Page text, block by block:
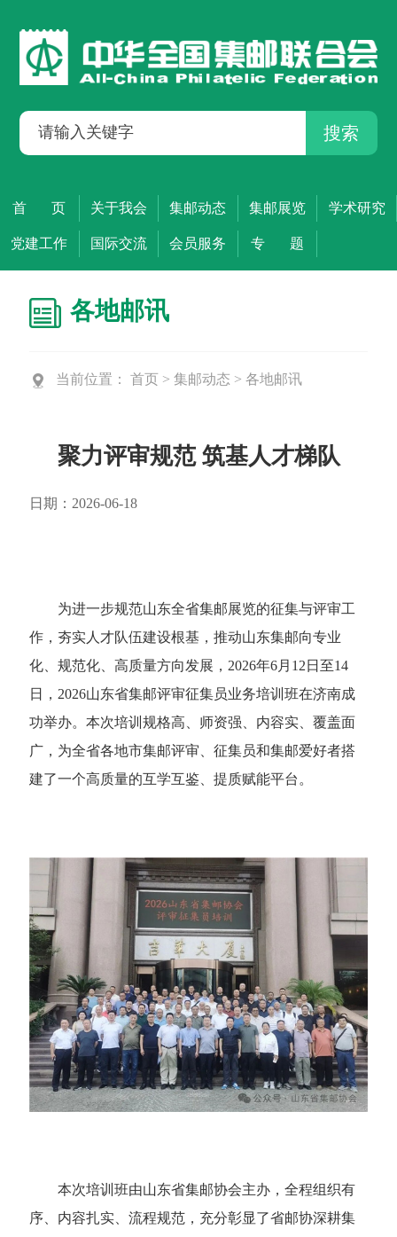
搜索
首 页 关于我会 集邮动态 集邮展览 学术研究
党建工作 国际交流 会员服务 专 题
各地邮讯
当前位置： 首页 > 集邮动态 > 各地邮讯
聚力评审规范 筑基人才梯队
日期：2026-06-18
为进一步规范山东全省集邮展览的征集与评审工
作，夯实人才队伍建设根基，推动山东集邮向专业
化、规范化、高质量方向发展，2026年6月12日至14
日，2026山东省集邮评审征集员业务培训班在济南成
功举办。本次培训规格高、师资强、内容实、覆盖面
广，为全省各地市集邮评审、征集员和集邮爱好者搭
建了一个高质量的互学互鉴、提质赋能平台。
本次培训班由山东省集邮协会主办，全程组织有
序、内容扎实、流程规范，充分彰显了省邮协深耕集